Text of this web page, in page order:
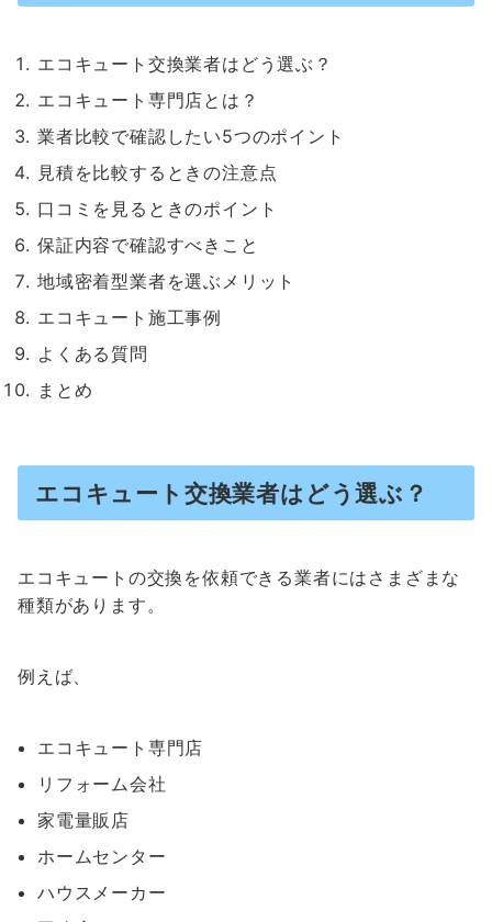
エコキュート交換業者はどう選ぶ？
エコキュート専門店とは？
業者比較で確認したい5つのポイント
見積を比較するときの注意点
口コミを見るときのポイント
保証内容で確認すべきこと
地域密着型業者を選ぶメリット
エコキュート施工事例
よくある質問
まとめ
エコキュート交換業者はどう選ぶ？
エコキュートの交換を依頼できる業者にはさまざまな
種類があります。
例えば、
エコキュート専門店
リフォーム会社
家電量販店
ホームセンター
ハウスメーカー